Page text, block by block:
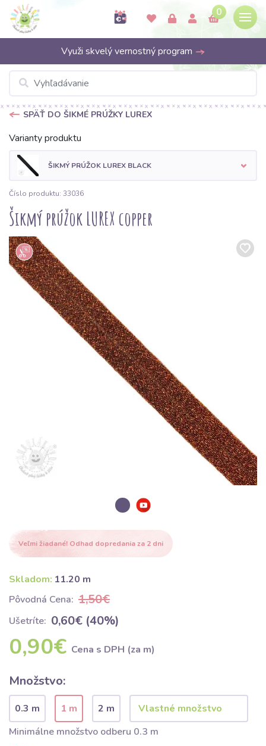
0
Využi skvelý vernostný program
SPÄŤ DO ŠIKMÉ PRÚŽKY LUREX
Varianty produktu
ŠIKMÝ PRÚŽOK LUREX BLACK
Číslo produktu: 33036
Šikmý prúžok LUREX copper
Veľmi žiadané! Odhad dopredania za 2 dni
Skladom: 11.20 m
Pôvodná Cena: 1,50€
Ušetríte: 0,60€ (40%)
0,90€ Cena s DPH (za m)
Množstvo:
0.3 m 1 m
2 m
Minimálne množstvo odberu 0.3 m